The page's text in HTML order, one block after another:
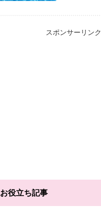
スポンサーリンク
お役立ち記事